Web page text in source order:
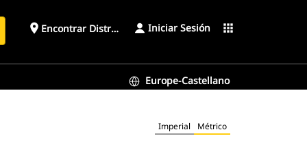
place Encontrar Distribuidor Iniciar Sesión apps
Europe-Castellano
Imperial Métrico